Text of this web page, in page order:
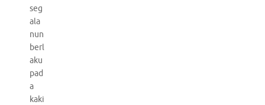
seg
ala
nun
berl
aku
pad
a
kaki